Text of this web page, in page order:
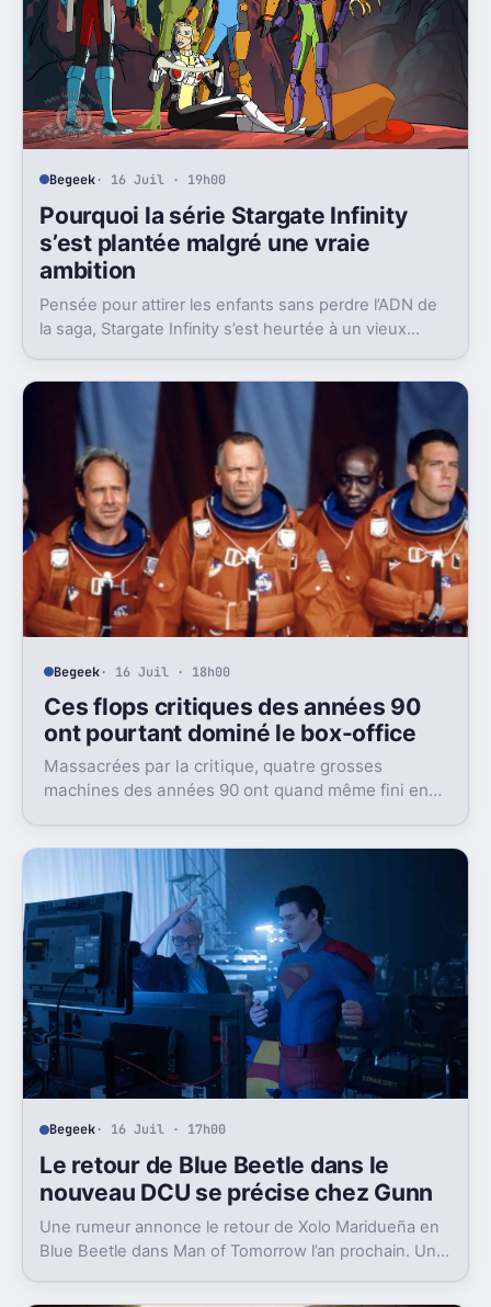
Begeek· 16 Juil · 19h00
Pourquoi la série Stargate Infinity
s’est plantée malgré une vraie
ambition
Pensée pour attirer les enfants sans perdre l’ADN de
la saga, Stargate Infinity s’est heurtée à un vieux
Begeek· 16 Juil · 18h00
Ces flops critiques des années 90
ont pourtant dominé le box-office
Massacrées par la critique, quatre grosses
machines des années 90 ont quand même fini en
Begeek· 16 Juil · 17h00
Le retour de Blue Beetle dans le
nouveau DCU se précise chez Gunn
Une rumeur annonce le retour de Xolo Maridueña en
Blue Beetle dans Man of Tomorrow l’an prochain. Un